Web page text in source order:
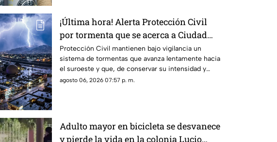
¡Última hora! Alerta Protección Civil
por tormenta que se acerca a Ciudad
Juárez y El Paso: piden extremar
precauciones
Protección Civil mantienen bajo vigilancia un
sistema de tormentas que avanza lentamente hacia
el suroeste y que, de conservar su intensidad y
trayectoria, podría ingresar a Ciudad Juárez durante
agosto 06, 2026 07:57 p. m.
Adulto mayor en bicicleta se desvanece
y pierde la vida en la colonia Lucio